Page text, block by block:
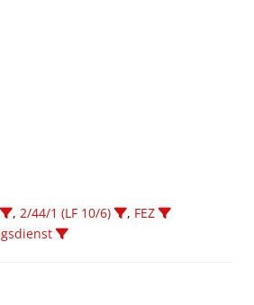
, 2/44/1 (LF 10/6) , FEZ